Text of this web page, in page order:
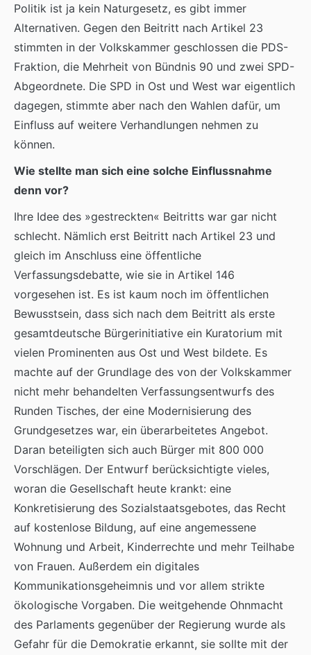
Politik ist ja kein Naturgesetz, es gibt immer
Alternativen. Gegen den Beitritt nach Artikel 23
stimmten in der Volkskammer geschlossen die PDS-
Fraktion, die Mehrheit von Bündnis 90 und zwei SPD-
Abgeordnete. Die SPD in Ost und West war eigentlich
dagegen, stimmte aber nach den Wahlen dafür, um
Einfluss auf weitere Verhandlungen nehmen zu
können.
Wie stellte man sich eine solche Einflussnahme
denn vor?
Ihre Idee des »gestreckten« Beitritts war gar nicht
schlecht. Nämlich erst Beitritt nach Artikel 23 und
gleich im Anschluss eine öffentliche
Verfassungsdebatte, wie sie in Artikel 146
vorgesehen ist. Es ist kaum noch im öffentlichen
Bewusstsein, dass sich nach dem Beitritt als erste
gesamtdeutsche Bürgerinitiative ein Kuratorium mit
vielen Prominenten aus Ost und West bildete. Es
machte auf der Grundlage des von der Volkskammer
nicht mehr behandelten Verfassungsentwurfs des
Runden Tisches, der eine Modernisierung des
Grundgesetzes war, ein überarbeitetes Angebot.
Daran beteiligten sich auch Bürger mit 800 000
Vorschlägen. Der Entwurf berücksichtigte vieles,
woran die Gesellschaft heute krankt: eine
Konkretisierung des Sozialstaatsgebotes, das Recht
auf kostenlose Bildung, auf eine angemessene
Wohnung und Arbeit, Kinderrechte und mehr Teilhabe
von Frauen. Außerdem ein digitales
Kommunikationsgeheimnis und vor allem strikte
ökologische Vorgaben. Die weitgehende Ohnmacht
des Parlaments gegenüber der Regierung wurde als
Gefahr für die Demokratie erkannt, sie sollte mit der